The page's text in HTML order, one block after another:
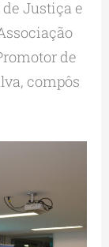
Justiça e
de
compôs